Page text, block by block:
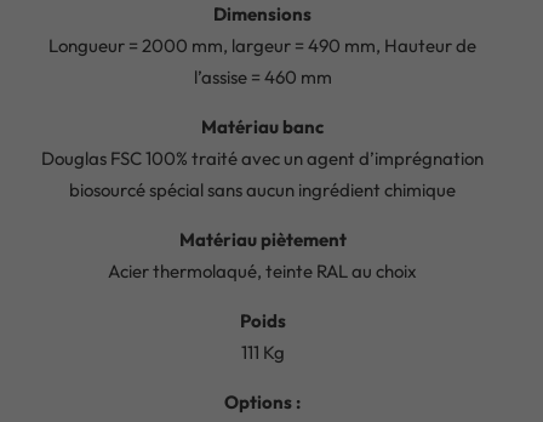
Dimensions
Longueur = 2000 mm, largeur = 490 mm, Hauteur de
l’assise = 460 mm
Matériau banc
Douglas FSC 100% traité avec un agent d’imprégnation
biosourcé spécial sans aucun ingrédient chimique
Matériau piètement
Acier thermolaqué, teinte RAL au choix
Poids
111 Kg
Options :